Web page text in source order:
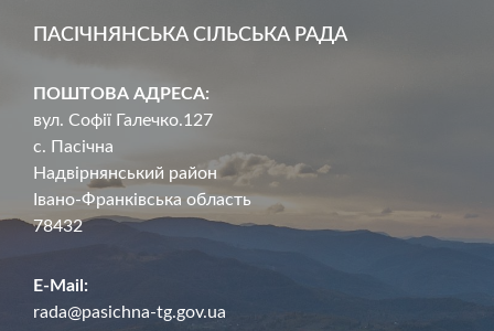
ПАСІЧНЯНСЬКА СІЛЬСЬКА РАДА
ПОШТОВА АДРЕСА:
вул. Софії Галечко.127
с. Пасічна
Надвірнянський район
Івано-Франківська область
78432
E-Mail:
rada@pasichna-tg.gov.ua